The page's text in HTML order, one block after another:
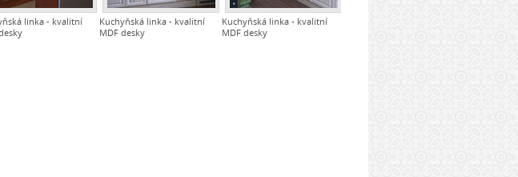
linka - kvalitní
Kuchyňská linka - kvalitní
MDF desky
Kuchyňská linka - kvalitní
MDF desky